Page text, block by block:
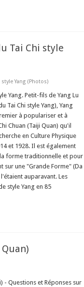
Tai Chi style
Yang (Photos)
Yang. Petit-fils de Yang Lu
Tai Chi style Yang), Yang
à populariser et à
Chuan (Taiji Quan) qu'il
en Culture Physique
et 1928. Il est également
forme traditionnelle et pour
sur une "Grande Forme" (Da
auparavant. Les
style Yang en 85
- Questions et Réponses sur